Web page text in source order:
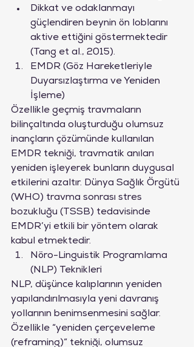
Dikkat ve odaklanmayı
güçlendiren beynin ön loblarını
aktive ettiğini göstermektedir
(Tang et al., 2015).
EMDR (Göz Hareketleriyle
Duyarsızlaştırma ve Yeniden
İşleme)
Özellikle geçmiş travmaların
bilinçaltında oluşturduğu olumsuz
inançların çözümünde kullanılan
EMDR tekniği, travmatik anıları
yeniden işleyerek bunların duygusal
etkilerini azaltır. Dünya Sağlık Örgütü
(WHO) travma sonrası stres
bozukluğu (TSSB) tedavisinde
EMDR’yi etkili bir yöntem olarak
kabul etmektedir.
Nöro-Linguistik Programlama
(NLP) Teknikleri
NLP, düşünce kalıplarının yeniden
yapılandırılmasıyla yeni davranış
yollarının benimsenmesini sağlar.
Özellikle “yeniden çerçeveleme
(reframing)” tekniği, olumsuz